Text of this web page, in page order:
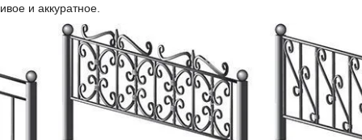
и аккуратное.